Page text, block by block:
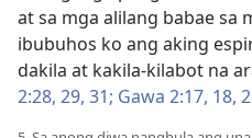
at sa mga alilang babae sa
ibubuhos ko ang aking
dakila at kakila-kilabot na
2:28, 29, 31; Gawa 2:17, 18,